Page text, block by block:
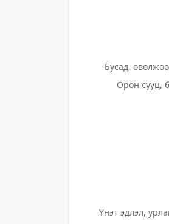
Бусад,
Орон сууц,
Үнэт эдлэл,